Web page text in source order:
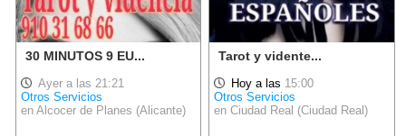
30 MINUTOS 9 EU...
Ayer a las 21:21
Otros Servicios
en Alcocer de Planes (Alicante)
Tarot y vidente...
Hoy a las 15:00
Otros Servicios
en Ciudad Real (Ciudad Real)